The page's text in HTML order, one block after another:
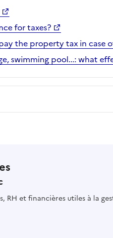
for taxes?
the property tax in case
swimming pool...: what
RH et financières utiles à la